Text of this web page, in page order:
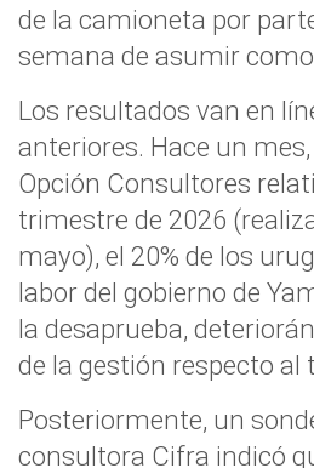
de la camioneta por
semana de asumir
Los resultados van en
anteriores. Hace un
Opción Consultores
trimestre de 2026
mayo), el 20% de los
labor del gobierno de
la desaprueba,
de la gestión respecto
Posteriormente, un
consultora Cifra indicó